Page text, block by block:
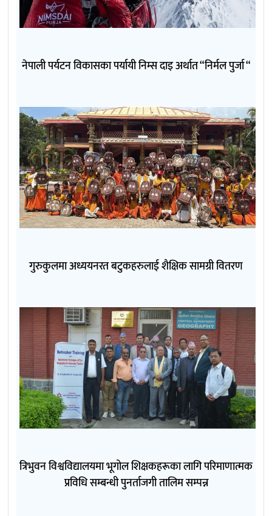
नेपाली पर्यटन विकासका पर्यायी निम्स दाइ अर्थात “निर्मल पुर्जा “
गुरुकुलमा अध्ययनरत बटुकहरुलाई शैक्षिक सामग्री वितरण
त्रिभुवन विश्वविद्यालयमा भूगोल शिक्षकहरूका लागि परिमाणात्मक
प्रविधि सम्बन्धी पुनर्ताजगी तालिम सम्पन्न